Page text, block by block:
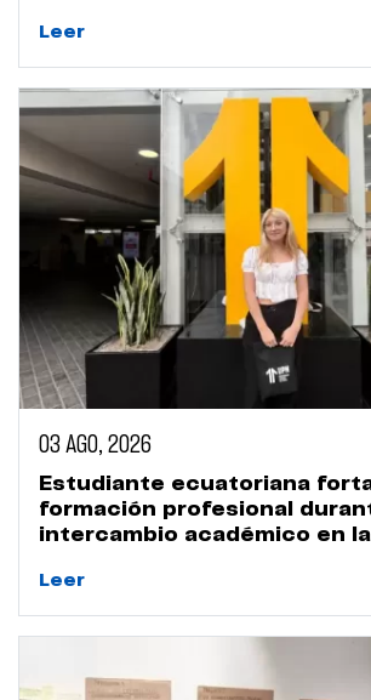
Leer
03 AGO, 2026
Estudiante ecuatoriana
formación profesional
intercambio académico en la
Leer